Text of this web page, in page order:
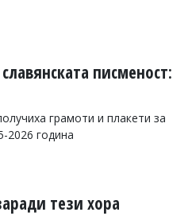
писменост:
грамоти и плакети за
2026 година
тези хора